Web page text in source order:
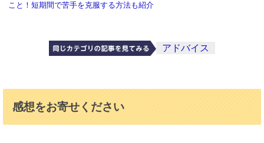
こと！短期間で苦手を克服する方法も紹介
アドバイス
感想をお寄せください